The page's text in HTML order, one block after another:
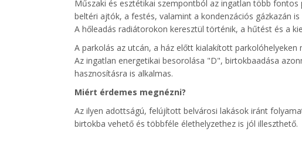
Műszaki és esztétikai szempontból az ingatlan több
beltéri ajtók, a festés, valamint a kondenzációs gázkazán
A hőleadás radiátorokon keresztül történik, a hűtést és a
A parkolás az utcán, a ház előtt kialakított parkolóhelyeken
Az ingatlan energetikai besorolása "D", birtokbaadása
hasznosításra is alkalmas.
Miért érdemes megnézni?
Az ilyen adottságú, felújított belvárosi lakások iránt
birtokba vehető és többféle élethelyzethez is jól illeszthető.